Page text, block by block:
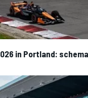
in Portland: schema,